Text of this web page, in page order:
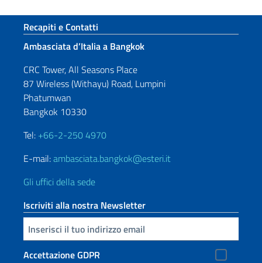
Sezione footer
Recapiti e Contatti
Ambasciata d’Italia a Bangkok
CRC Tower, All Seasons Place
87 Wireless (Withayu) Road, Lumpini
Phatumwan
Bangkok 10330
Tel: +66-2-250 4970
E-mail:ambasciata.bangkok@esteri.it
Gli uffici della sede
Iscriviti alla nostra Newsletter
Inserisci la tua email
Accettazione GDPR